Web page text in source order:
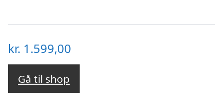
kr. 1.599,00
Gå til shop